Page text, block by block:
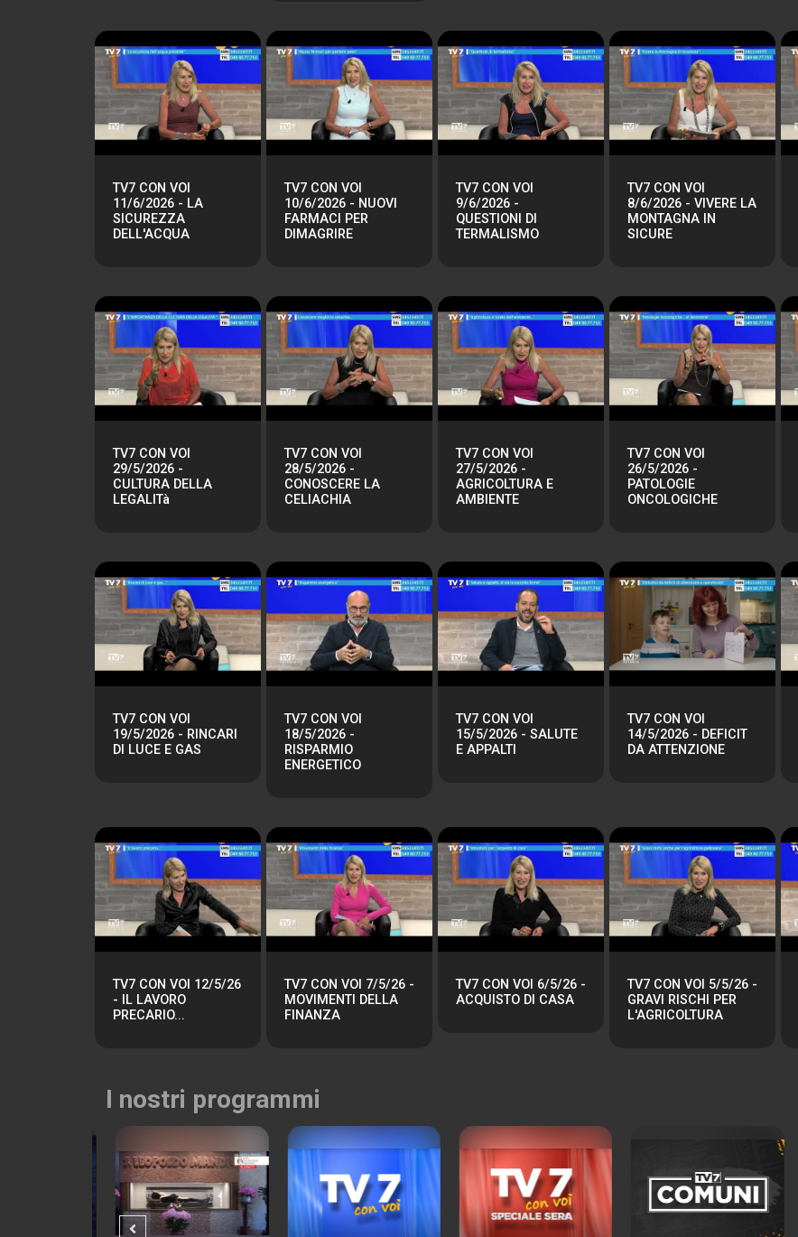
TV7 CON VOI
11/6/2026 - LA
SICUREZZA
DELL'ACQUA
TV7 CON VOI
10/6/2026 - NUOVI
FARMACI PER
DIMAGRIRE
TV7 CON VOI
9/6/2026 -
QUESTIONI DI
TERMALISMO
TV7 CON VOI
8/6/2026 - VIVERE LA
MONTAGNA IN
SICURE
TV7 CON VOI
29/5/2026 -
CULTURA DELLA
LEGALITà
TV7 CON VOI
28/5/2026 -
CONOSCERE LA
CELIACHIA
TV7 CON VOI
27/5/2026 -
AGRICOLTURA E
AMBIENTE
TV7 CON VOI
26/5/2026 -
PATOLOGIE
ONCOLOGICHE
TV7 CON VOI
19/5/2026 - RINCARI
DI LUCE E GAS
TV7 CON VOI
18/5/2026 -
RISPARMIO
ENERGETICO
TV7 CON VOI
15/5/2026 - SALUTE
E APPALTI
TV7 CON VOI
14/5/2026 - DEFICIT
DA ATTENZIONE
TV7 CON VOI 12/5/26
- IL LAVORO
PRECARIO...
TV7 CON VOI 7/5/26 -
MOVIMENTI DELLA
FINANZA
TV7 CON VOI 6/5/26 -
ACQUISTO DI CASA
TV7 CON VOI 5/5/26 -
GRAVI RISCHI PER
L'AGRICOLTURA
I nostri programmi